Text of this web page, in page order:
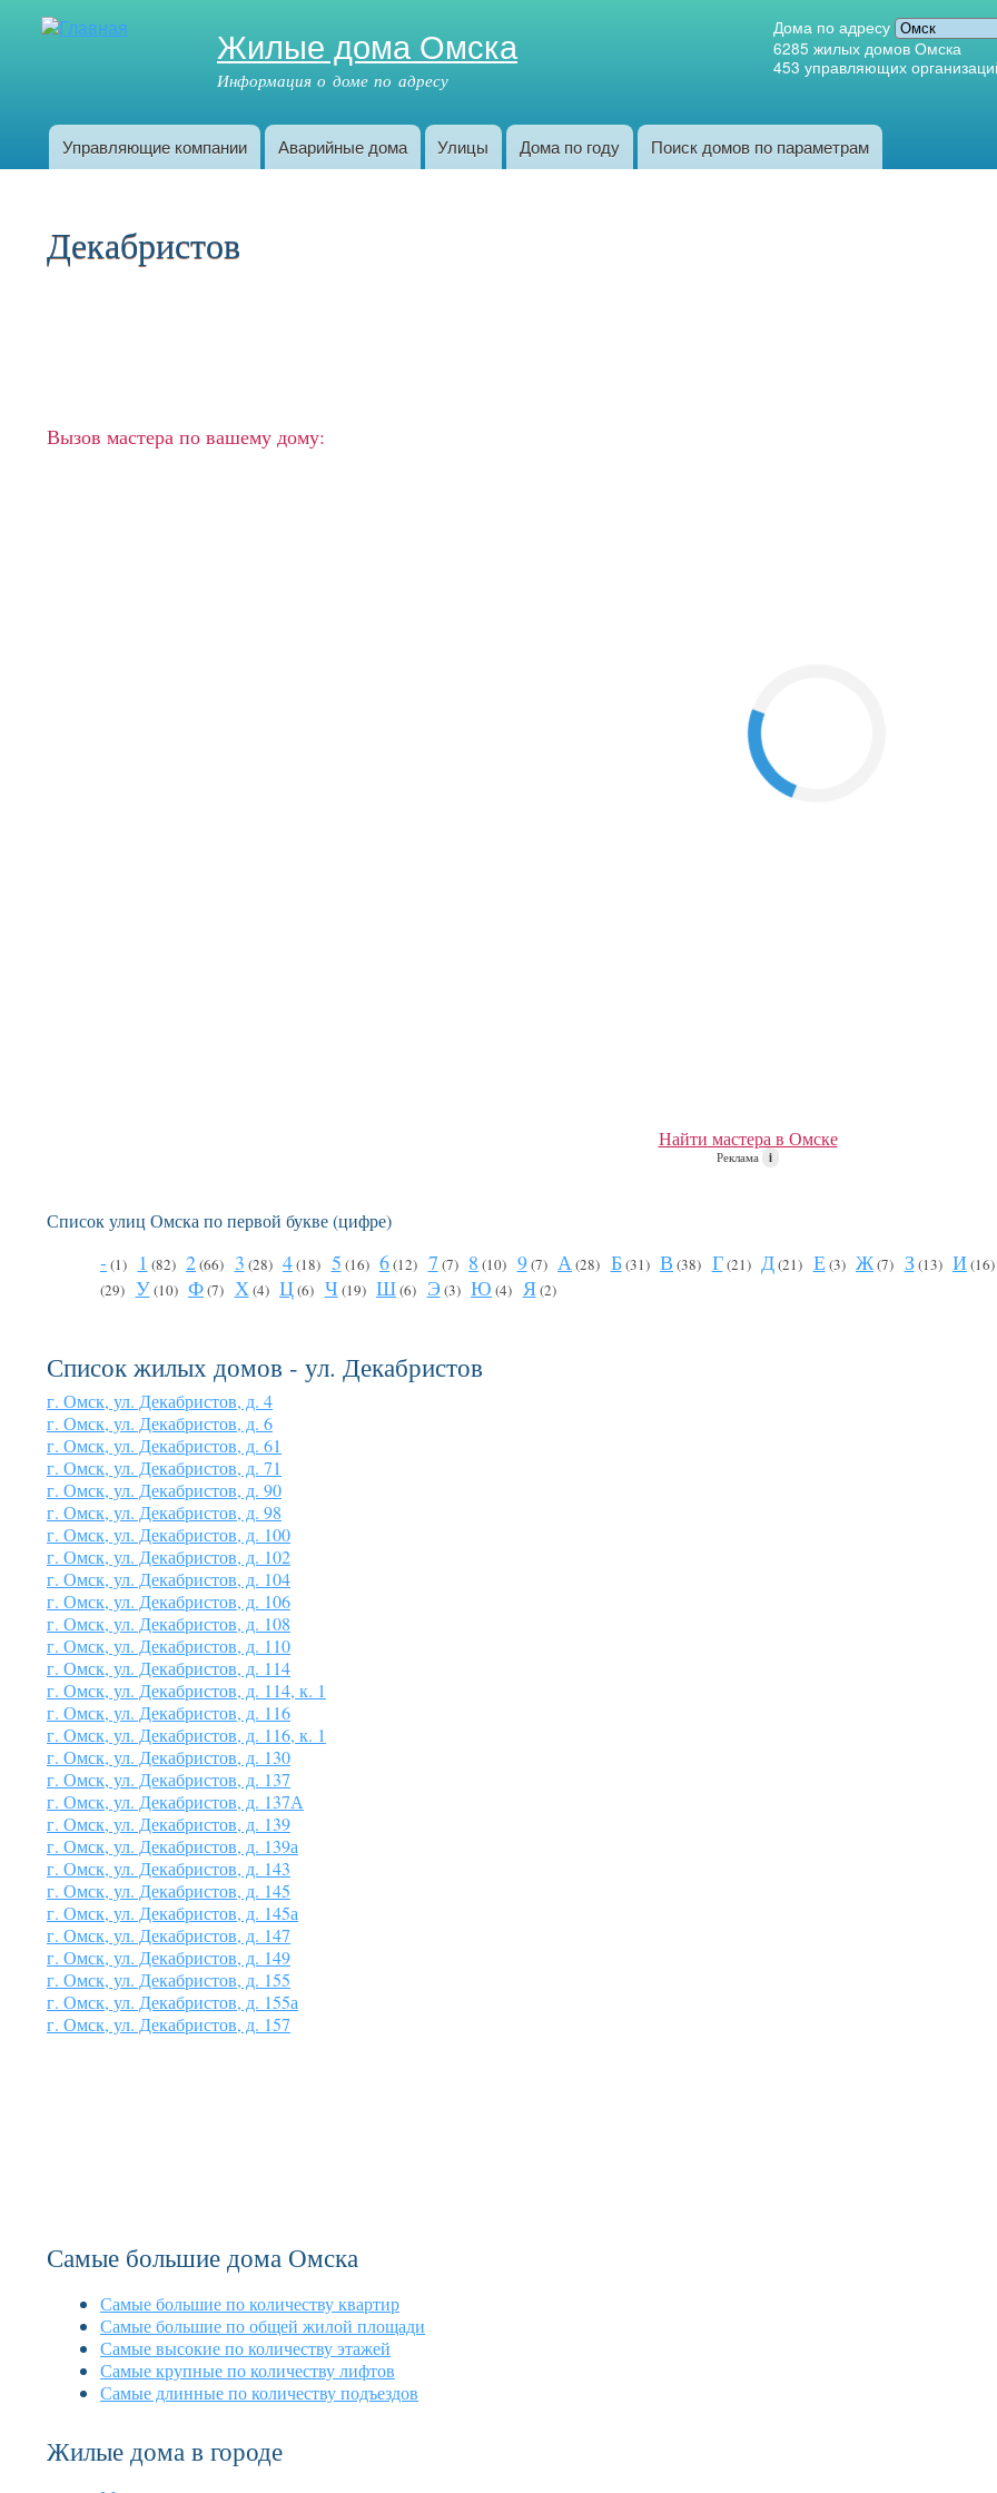
Жилые дома Омска
Информация о доме по адресу
Дома по адресу
6285 жилых домов Омска
453 управляющих
Главное меню
Управляющие компании Аварийные дома Улицы Дома по году Поиск домов по параметрам
Декабристов
Вызов мастера по вашему дому:
Найти мастера в Омске
Реклама i
Список улиц Омска по первой букве (цифре)
-(1) 1 (82) 2(66) 3 (28) 4(18) 5 (16) 6(12) 7 (7) 8 (10) 9(7) А (28) Б(31) В (38) Г(21) Д(21) Е (3) Ж(7) З(13) И(16)
(29) У(10) Ф(7) Х(4) Ц(6) Ч (19) Ш(6) Э (3) Ю (4) Я(2)
Список жилых домов - ул. Декабристов
г. Омск, ул. Декабристов, д. 4
г. Омск, ул. Декабристов, д. 6
г. Омск, ул. Декабристов, д. 61
г. Омск, ул. Декабристов, д. 71
г. Омск, ул. Декабристов, д. 90
г. Омск, ул. Декабристов, д. 98
г. Омск, ул. Декабристов, д. 100
г. Омск, ул. Декабристов, д. 102
г. Омск, ул. Декабристов, д. 104
г. Омск, ул. Декабристов, д. 106
г. Омск, ул. Декабристов, д. 108
г. Омск, ул. Декабристов, д. 110
г. Омск, ул. Декабристов, д. 114
г. Омск, ул. Декабристов, д. 114, к. 1
г. Омск, ул. Декабристов, д. 116
г. Омск, ул. Декабристов, д. 116, к. 1
г. Омск, ул. Декабристов, д. 130
г. Омск, ул. Декабристов, д. 137
г. Омск, ул. Декабристов, д. 137А
г. Омск, ул. Декабристов, д. 139
г. Омск, ул. Декабристов, д. 139а
г. Омск, ул. Декабристов, д. 143
г. Омск, ул. Декабристов, д. 145
г. Омск, ул. Декабристов, д. 145а
г. Омск, ул. Декабристов, д. 147
г. Омск, ул. Декабристов, д. 149
г. Омск, ул. Декабристов, д. 155
г. Омск, ул. Декабристов, д. 155а
г. Омск, ул. Декабристов, д. 157
Самые большие дома Омска
Самые большие по количеству квартир
Самые большие по общей жилой площади
Самые высокие по количеству этажей
Самые крупные по количеству лифтов
Самые длинные по количеству подъездов
Жилые дома в городе